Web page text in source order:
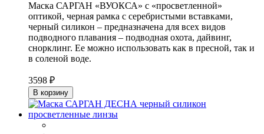
Маска САРГАН «ВУОКСА» с «просветленной»
оптикой, черная рамка с серебристыми вставками,
черный силикон – предназначена для всех видов
подводного плавания – подводная охота, дайвинг,
снорклинг. Ее можно использовать как в пресной, так и
в соленой воде.
3598 ₽
В корзину